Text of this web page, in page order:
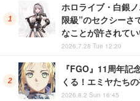
ホロライブ・白銀
限級”のセクシーさ
なことが許されて
2026.7.28 Tue 12:20
『FGO』11周年記
くる！エミヤたち
2026.8.2 Sun 16:45